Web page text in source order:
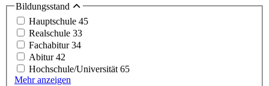
Bildungsstand
Hauptschule 45
Realschule 33
Fachabitur34
Abitur42
Hochschule/Universität65
Mehr anzeigen